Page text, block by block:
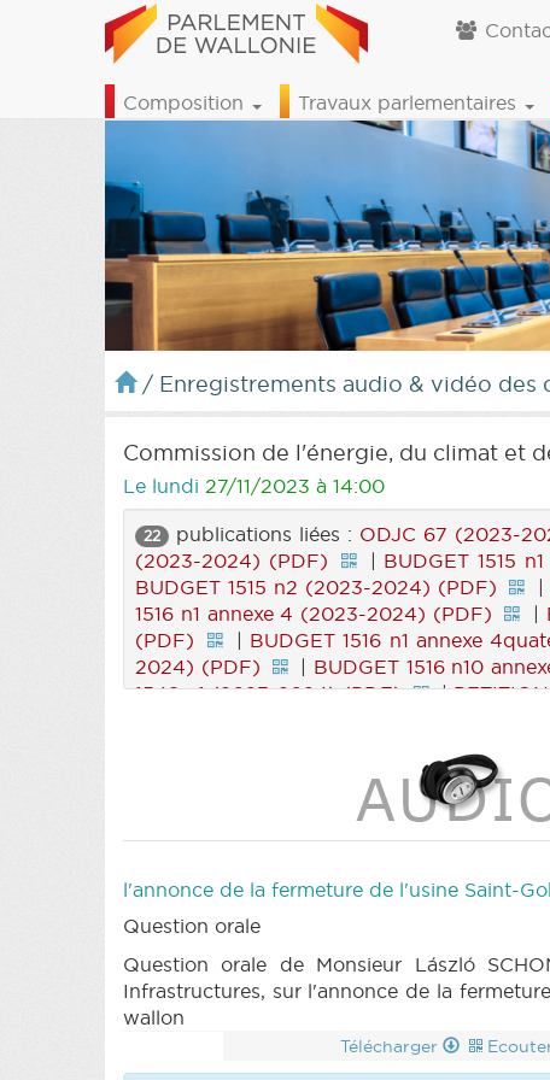
Composition Travaux parlementaires
/ Enregistrements audio & vidéo des
Commission de l'énergie, du climat et
Le lundi 27/11/2023 à 14:00
22 publications liées : ODJC 67 (2023-
(2023-2024) (PDF)
| BUDGET 1515
BUDGET 1515 n2 (2023-2024) (PDF)
|
1516 n1 annexe 4 (2023-2024) (PDF)
|
(PDF)
| BUDGET 1516 n1 annexe
2024) (PDF)
| BUDGET 1516 n10
1548 n1 (2023-2024) (PDF)
|
l'annonce de la fermeture de l'usine Saint-
Question orale
Question orale de Monsieur László
Infrastructures, sur l'annonce de la
wallon
Télécharger